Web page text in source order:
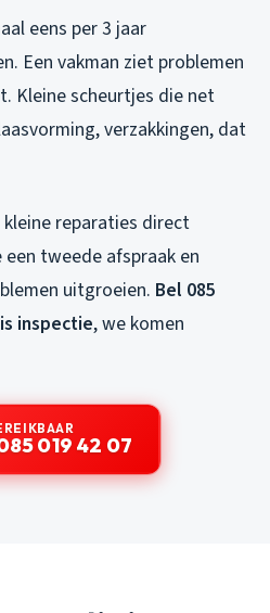
eens per 3 jaar
Een vakman ziet problemen
Kleine scheurtjes die net
verzakkingen, dat
kleine reparaties direct
tweede afspraak en
uitgroeien. Bel 085
inspectie, we komen
019 42 07